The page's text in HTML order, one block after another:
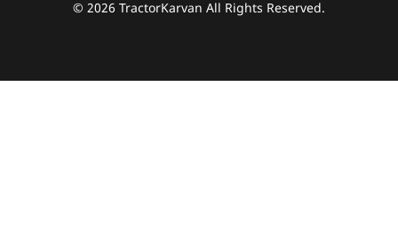
© 2026 TractorKarvan All Rights Reserved.